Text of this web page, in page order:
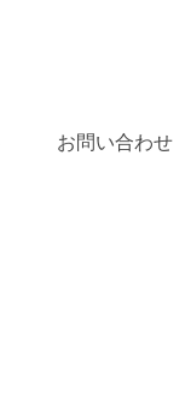
お問い合わせ